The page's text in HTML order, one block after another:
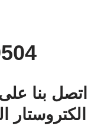
اتصل بنا
الكتروستار